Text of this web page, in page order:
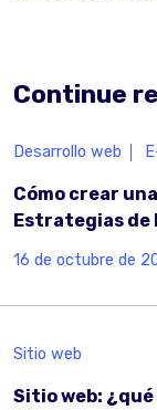
Continue
Desarrollo web
Cómo crear
Estrategias de
16 de octubre de
Sitio web
Sitio web: